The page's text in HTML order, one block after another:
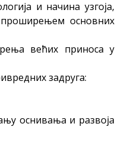
и начина узгоја,
основних
већих приноса у
задруга:
оснивања и развоја